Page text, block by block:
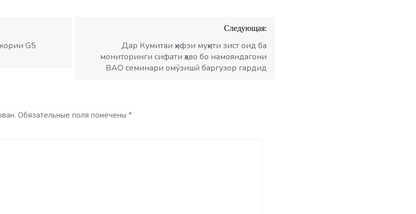
G5
Следующая:
Дар Кумитаи ҳифзи муҳити зист оид ба
мониторинги сифати ҳаво бо намояндагони
ВАО семинари омӯзишӣ баргузор гардид
Обязательные поля помечены *